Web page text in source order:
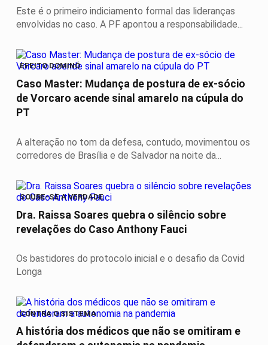
Este é o primeiro indiciamento formal das lideranças
envolvidas no caso. A PF apontou a responsabilidade...
EFEITO DOMINÓ
Caso Master: Mudança de postura de ex-sócio
de Vorcaro acende sinal amarelo na cúpula do
PT
A alteração no tom da defesa, contudo, movimentou os
corredores de Brasília e de Salvador na noite da...
SOUBE-SE A VERDADE
Dra. Raissa Soares quebra o silêncio sobre
revelações do Caso Anthony Fauci
Os bastidores do protocolo inicial e o desafio da Covid
Longa
CONTRA O SISTEMA
A história dos médicos que não se omitiram e